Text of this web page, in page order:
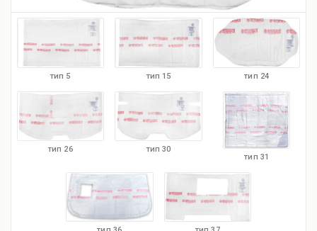
тип 5 тип 15 тип 24
тип 26
тип 30
тип 31